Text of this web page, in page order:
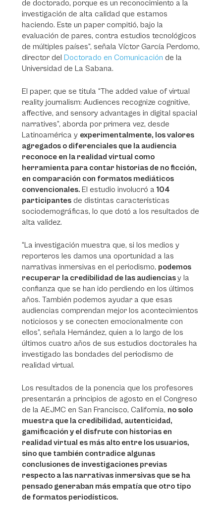
de doctorado, porque es un reconocimiento a la
investigación de alta calidad que estamos
haciendo. Este un paper compitió, bajo la
evaluación de pares, contra estudios tecnológicos
de múltiples países”, señala Víctor García Perdomo,
director del Doctorado en Comunicación de la
Universidad de La Sabana.
El paper, que se titula “The added value of virtual
reality journalism: Audiences recognize cognitive,
affective, and sensory advantages in digital spacial
narratives”, aborda por primera vez, desde
Latinoamérica y experimentalmente, los valores
agregados o diferenciales que la audiencia
reconoce en la realidad virtual como
herramienta para contar historias de no ficción,
en comparación con formatos mediáticos
convencionales. El estudio involucró a 104
participantes de distintas características
sociodemográficas, lo que dotó a los resultados de
alta validez.
“La investigación muestra que, si los medios y
reporteros les damos una oportunidad a las
narrativas inmersivas en el periodismo, podemos
recuperar la credibilidad de las audienciasy la
confianza que se han ido perdiendo en los últimos
años. También podemos ayudar a que esas
audiencias comprendan mejor los acontecimientos
noticiosos y se conecten emocionalmente con
ellos”, señala Hernández, quien a lo largo de los
últimos cuatro años de sus estudios doctorales ha
investigado las bondades del periodismo de
realidad virtual.
Los resultados de la ponencia que los profesores
presentarán a principios de agosto en el Congreso
de la AEJMC en San Francisco, California, no solo
muestra que la credibilidad, autenticidad,
gamificación y el disfrute con historias en
realidad virtual es más alto entre los usuarios,
sino que también contradice algunas
conclusiones de investigaciones previas
respecto a las narrativas inmersivas que se ha
pensado generaban más empatía que otro tipo
de formatos periodísticos.